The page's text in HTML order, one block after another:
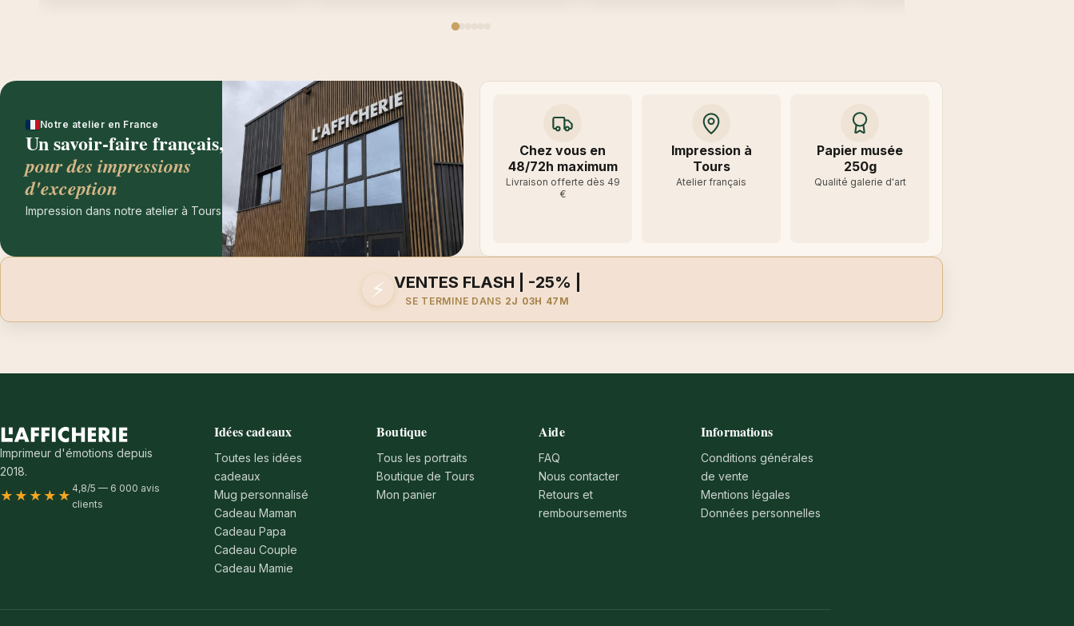
Notre atelier en France
Un savoir-faire français,
pour des impressions
d'exception
Impression dans notre atelier à Tours
Chez vous en
48/72h maximum
Livraison offerte dès 49
€
Impression à
Tours
Atelier français
Papier musée
250g
Qualité galerie d'art
⚡ VENTES FLASH | -25% |
SE TERMINE DANS 2J 03H 47M
Imprimeur d'émotions depuis
2018.
★★★★★ 4,8/5 — 6 000 avis
clients
Idées cadeaux
Toutes les idées
cadeaux
Mug personnalisé
Cadeau Maman
Cadeau Papa
Cadeau Couple
Cadeau Mamie
Boutique
Tous les portraits
Boutique de Tours
Mon panier
Aide
FAQ
Nous contacter
Retours et
remboursements
Informations
Conditions générales
de vente
Mentions légales
Données personnelles